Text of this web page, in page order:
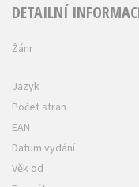
DETAILNÍ
Žánr
Jazyk
Počet stran
EAN
Datum vydání
Věk od